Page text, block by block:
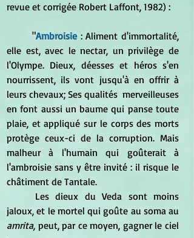
revue et corrigée Robert Laffont, 1982) :
	"
Ambroisie : Aliment d'immortalité,
elle est, avec le nectar, un privilège de
l'Olympe. Dieux, déesses et héros s'en
nourrissent, ils vont jusqu'à en offrir à
leurs chevaux; Ses qualités  merveilleuses
en font aussi un baume qui panse toute
plaie, et appliqué sur le corps des morts
protège ceux-ci de la corruption. Mais
malheur à l'humain qui goûterait à
l'ambroisie sans y être invité : il risque le
châtiment de Tantale.
jaloux, et le mortel qui goûte au soma au
amrita, peut, par ce moyen, gagner le ciel